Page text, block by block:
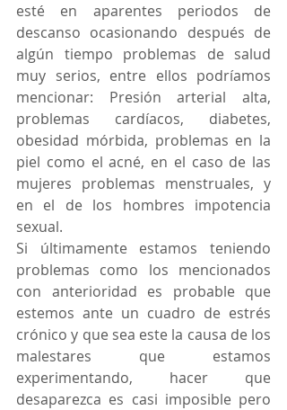
esté en aparentes periodos de
descanso ocasionando después de
algún tiempo problemas de salud
muy serios, entre ellos podríamos
mencionar: Presión arterial alta,
problemas cardíacos, diabetes,
obesidad mórbida, problemas en la
piel como el acné, en el caso de las
mujeres problemas menstruales, y
en el de los hombres impotencia
sexual.
Si últimamente estamos teniendo
problemas como los mencionados
con anterioridad es probable que
estemos ante un cuadro de estrés
crónico y que sea este la causa de los
malestares que estamos
experimentando, hacer que
desaparezca es casi imposible pero